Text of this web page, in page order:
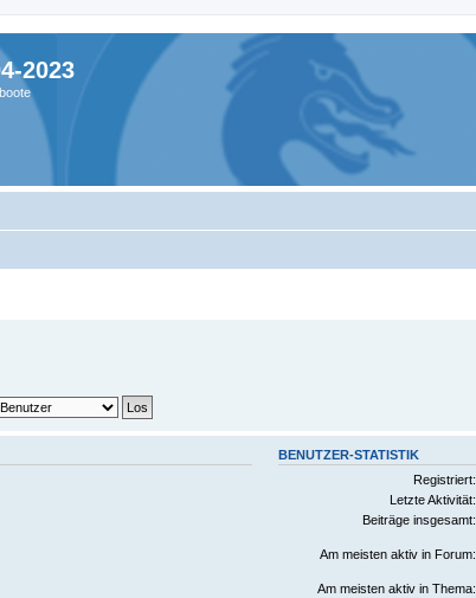
2023
BENUTZER-STATISTIK
Registriert:
Letzte Aktivität:
Beiträge insgesamt:
Am meisten aktiv in Forum:
Am meisten aktiv in Thema: